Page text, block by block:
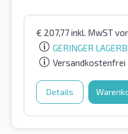
€ 207,77inkl. MwST
GERINGER
Versandkostenfrei
Details